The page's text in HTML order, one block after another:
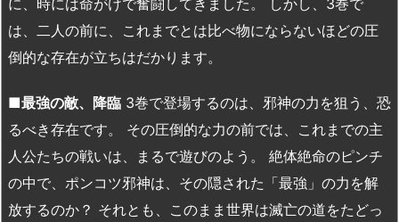
に、時には命がけで奮闘してきました。 しかし、3巻で
は、二人の前に、これまでとは比べ物にならないほどの圧
倒的な存在が立ちはだかります。
■最強の敵、降臨 3巻で登場するのは、邪神の力を狙う、恐
るべき存在です。 その圧倒的な力の前では、これまでの主
人公たちの戦いは、まるで遊びのよう。 絶体絶命のピンチ
の中で、ポンコツ邪神は、その隠された「最強」の力を解
放するのか？ それとも、このまま世界は滅亡の道をたどっ